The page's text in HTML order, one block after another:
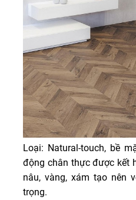
Loại: Natural-touch, bề
động chân thực được kết
nâu, vàng, xám tạo nên
trọng.